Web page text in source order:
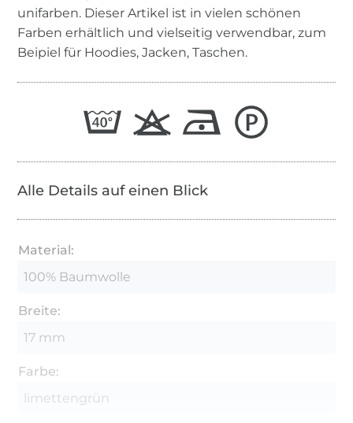
unifarben. Dieser Artikel ist in vielen schönen
Farben erhältlich und vielseitig verwendbar, zum
Beipiel für Hoodies, Jacken, Taschen.
Alle Details auf einen Blick
Material:
100% Baumwolle
Breite:
17 mm
Farbe:
limettengrün